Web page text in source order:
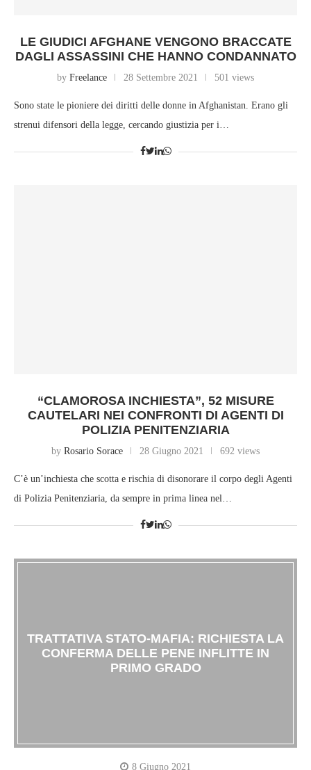
LE GIUDICI AFGHANE VENGONO BRACCATE
DAGLI ASSASSINI CHE HANNO CONDANNATO
by Freelance 28 Settembre 2021 501 views
Sono state le pioniere dei diritti delle donne in Afghanistan. Erano gli
strenui difensori della legge, cercando giustizia per i…
“CLAMOROSA INCHIESTA”, 52 MISURE
CAUTELARI NEI CONFRONTI DI AGENTI DI
POLIZIA PENITENZIARIA
by Rosario Sorace 28 Giugno 2021 692 views
C’è un’inchiesta che scotta e rischia di disonorare il corpo degli Agenti
di Polizia Penitenziaria, da sempre in prima linea nel…
TRATTATIVA STATO-MAFIA: RICHIESTA LA
CONFERMA DELLE PENE INFLITTE IN
PRIMO GRADO
8 Giugno 2021